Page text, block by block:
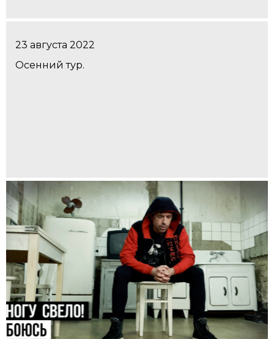
23 августа 2022
Осенний тур.